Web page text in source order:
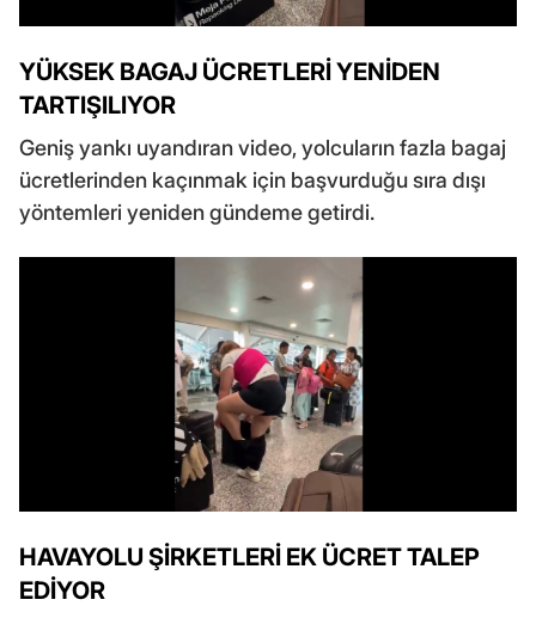
YÜKSEK BAGAJ ÜCRETLERİ YENİDEN
TARTIŞILIYOR
Geniş yankı uyandıran video, yolcuların fazla bagaj
ücretlerinden kaçınmak için başvurduğu sıra dışı
yöntemleri yeniden gündeme getirdi.
HAVAYOLU ŞİRKETLERİ EK ÜCRET TALEP
EDİYOR